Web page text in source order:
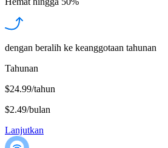
dengan beralih ke keanggotaan tahunan
Tahunan
$24.99/tahun
$2.49/bulan
Lanjutkan